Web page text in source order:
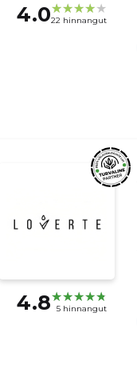
4.022 hinnangut
4.8 5 hinnangut